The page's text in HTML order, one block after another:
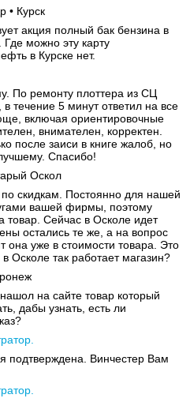
• Курск
акция полный бак бензина в
можно эту карту
в Курске нет.
По ремонту плоттера из СЦ
течение 5 минут ответил на все
включая ориентировочные
внимателен, корректен.
после заиси в книге жалоб, но
Спасибо!
Оскол
скидкам. Постоянно для нашей
вашей фирмы, поэтому
товар. Сейчас в Осколе идет
остались те же, а на вопрос
она уже в стоимости товара. Это
Осколе так работает магазин?
на сайте товар который
дабы узнать, есть ли
подтверждена. Винчестер Вам